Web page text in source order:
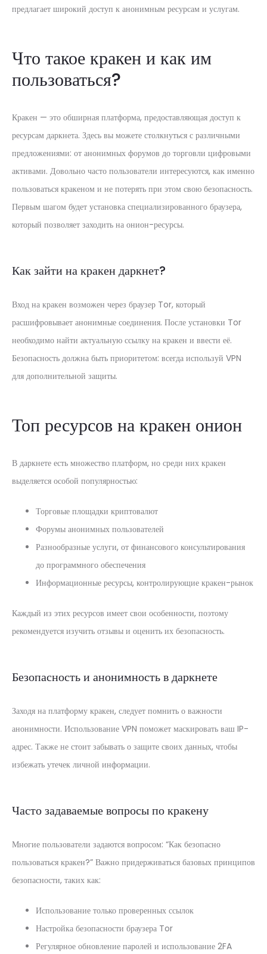
предлагает широкий доступ к анонимным ресурсам и услугам.
Что такое кракен и как им
пользоваться?
Кракен — это обширная платформа, предоставляющая доступ к
ресурсам даркнета. Здесь вы можете столкнуться с различными
предложениями: от анонимных форумов до торговли цифровыми
активами. Довольно часто пользователи интересуются, как именно
пользоваться кракеном и не потерять при этом свою безопасность.
Первым шагом будет установка специализированного браузера,
который позволяет заходить на онион-ресурсы.
Как зайти на кракен даркнет?
Вход на кракен возможен через браузер Tor, который
расшифровывает анонимные соединения. После установки Tor
необходимо найти актуальную ссылку на кракен и ввести её.
Безопасность должна быть приоритетом: всегда используй VPN
для дополнительной защиты.
Топ ресурсов на кракен онион
В даркнете есть множество платформ, но среди них кракен
выделяется особой популярностью:
Торговые площадки криптовалют
Форумы анонимных пользователей
Разнообразные услуги, от финансового консультирования
до программного обеспечения
Информационные ресурсы, контролирующие кракен-рынок
Каждый из этих ресурсов имеет свои особенности, поэтому
рекомендуется изучить отзывы и оценить их безопасность.
Безопасность и анонимность в даркнете
Заходя на платформу кракен, следует помнить о важности
анонимности. Использование VPN поможет маскировать ваш IP-
адрес. Также не стоит забывать о защите своих данных, чтобы
избежать утечек личной информации.
Часто задаваемые вопросы по кракену
Многие пользователи задаются вопросом: “Как безопасно
пользоваться кракен?” Важно придерживаться базовых принципов
безопасности, таких как:
Использование только проверенных ссылок
Настройка безопасности браузера Tor
Регулярное обновление паролей и использование 2FA